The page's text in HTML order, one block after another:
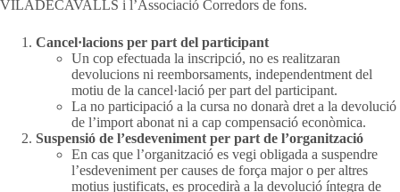
VILADECAVALLS i l’Associació Corredors de fons.
Cancel·lacions per part del participant
Un cop efectuada la inscripció, no es realitzaran
devolucions ni reemborsaments, independentment del
motiu de la cancel·lació per part del participant.
La no participació a la cursa no donarà dret a la devolució
de l’import abonat ni a cap compensació econòmica.
Suspensió de l’esdeveniment per part de l’organització
En cas que l’organització es vegi obligada a suspendre
l’esdeveniment per causes de força major o per altres
motius justificats, es procedirà a la devolució íntegra de